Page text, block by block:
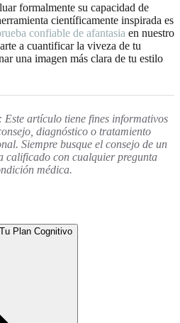
formalmente su capacidad de
científicamente inspirada es
confiable de afantasia en nuestro
a cuantificar la viveza de tu
una imagen más clara de tu estilo
Este artículo tiene fines informativos
diagnóstico o tratamiento
Siempre busque el consejo de un
calificado con cualquier pregunta
médica.
Plan Cognitivo